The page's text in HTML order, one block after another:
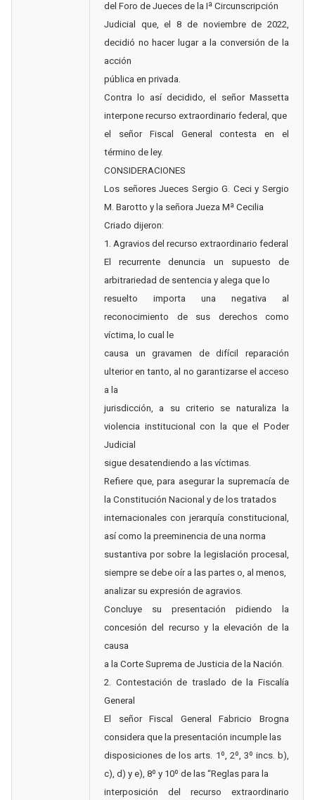
del Foro de Jueces de la Iª Circunscripción
Judicial que, el 8 de noviembre de 2022,
decidió no hacer lugar a la conversión de la
acción
pública en privada.
Contra lo así decidido, el señor Massetta
interpone recurso extraordinario federal, que
el señor Fiscal General contesta en el
término de ley.
CONSIDERACIONES
Los señores Jueces Sergio G. Ceci y Sergio
M. Barotto y la señora Jueza Mª Cecilia
Criado dijeron:
1. Agravios del recurso extraordinario federal
El recurrente denuncia un supuesto de
arbitrariedad de sentencia y alega que lo
resuelto importa una negativa al
reconocimiento de sus derechos como
víctima, lo cual le
causa un gravamen de difícil reparación
ulterior en tanto, al no garantizarse el acceso
a la
jurisdicción, a su criterio se naturaliza la
violencia institucional con la que el Poder
Judicial
sigue desatendiendo a las víctimas.
Refiere que, para asegurar la supremacía de
la Constitución Nacional y de los tratados
internacionales con jerarquía constitucional,
así como la preeminencia de una norma
sustantiva por sobre la legislación procesal,
siempre se debe oír a las partes o, al menos,
analizar su expresión de agravios.
Concluye su presentación pidiendo la
concesión del recurso y la elevación de la
causa
a la Corte Suprema de Justicia de la Nación.
2. Contestación de traslado de la Fiscalía
General
El señor Fiscal General Fabricio Brogna
considera que la presentación incumple las
disposiciones de los arts. 1º, 2º, 3º incs. b),
c), d) y e), 8º y 10º de las “Reglas para la
interposición del recurso extraordinario